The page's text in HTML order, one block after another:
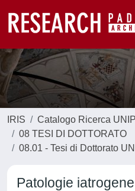
IRIS
Catalogo Ricerca
08 TESI DI DOTTORATO
08.01 - Tesi di Dottorato
Patologie